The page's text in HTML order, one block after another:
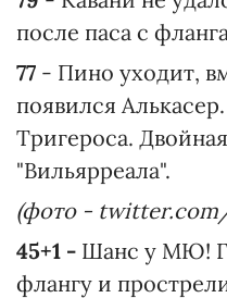
после паса с
77 - Пино уходит,
появился
Тригероса.
"Вильярреала".
(фото -
45+1 - Шанс у МЮ!
флангу и